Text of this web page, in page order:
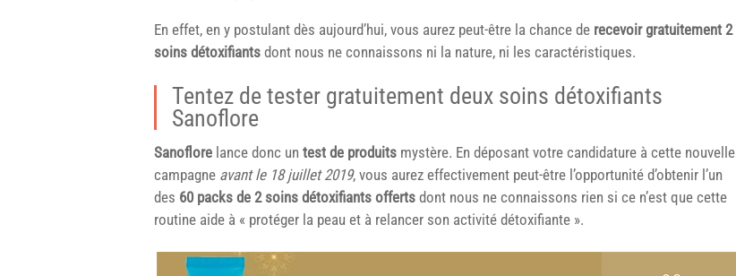
En effet, en y postulant dès aujourd’hui, vous aurez peut-être la chance de recevoir gratuitement 2
soins détoxifiants dont nous ne connaissons ni la nature, ni les caractéristiques.
Tentez de tester gratuitement deux soins détoxifiants
Sanoflore
Sanoflore lance donc un test de produits mystère. En déposant votre candidature à cette nouvelle
campagne avant le 18 juillet 2019, vous aurez effectivement peut-être l’opportunité d’obtenir l’un
des 60 packs de 2 soins détoxifiants offerts dont nous ne connaissons rien si ce n’est que cette
routine aide à « protéger la peau et à relancer son activité détoxifiante ».